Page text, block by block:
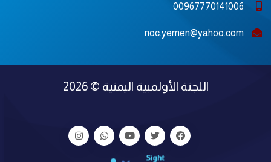
00967770141006
noc.yemen@yahoo.com
اللجنة الأولمبية اليمنية © 2026